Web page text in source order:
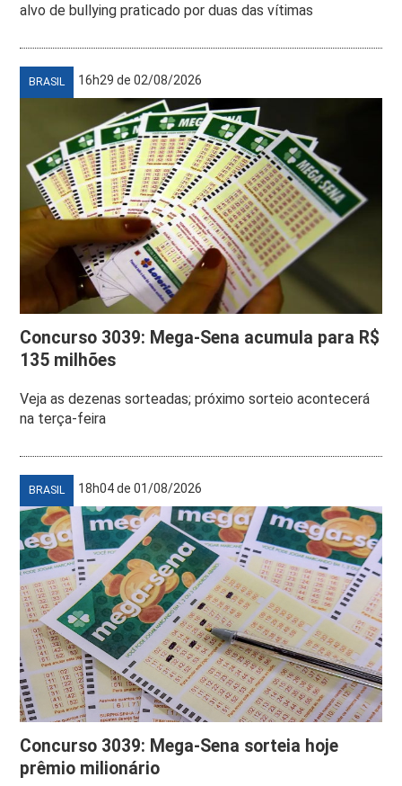
alvo de bullying praticado por duas das vítimas
BRASIL 16h29 de 02/08/2026
Concurso 3039: Mega-Sena acumula para R$
135 milhões
Veja as dezenas sorteadas; próximo sorteio acontecerá
na terça-feira
BRASIL 18h04 de 01/08/2026
Concurso 3039: Mega-Sena sorteia hoje
prêmio milionário